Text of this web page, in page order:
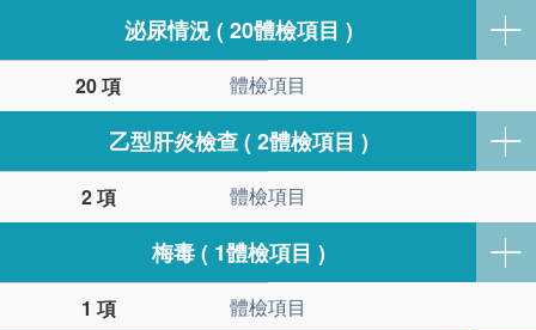
泌尿情況 ( 20體檢項目 )
體檢項目
乙型肝炎檢查 ( 2體檢項目 )
體檢項目
梅毒 ( 1體檢項目 )
體檢項目
20 項
2 項
1 項